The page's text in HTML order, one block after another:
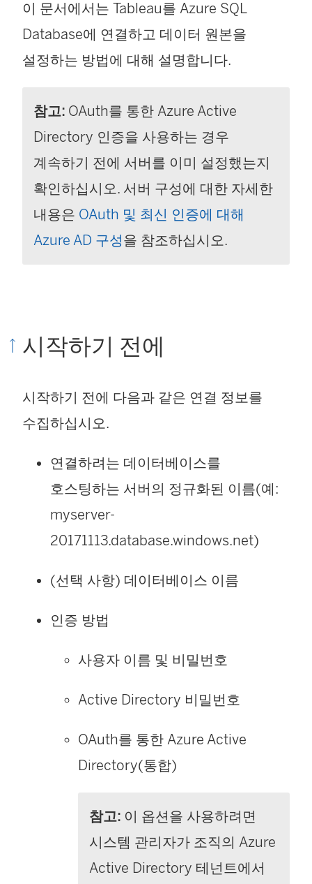
이 문서에서는 Tableau를 Azure SQL
Database에 연결하고 데이터 원본을
설정하는 방법에 대해 설명합니다.
참고: OAuth를 통한 Azure Active
Directory 인증을 사용하는 경우
계속하기 전에 서버를 이미 설정했는지
확인하십시오. 서버 구성에 대한 자세한
내용은 OAuth 및 최신 인증에 대해
Azure AD 구성을 참조하십시오.
시작하기 전에
시작하기 전에 다음과 같은 연결 정보를
수집하십시오.
연결하려는 데이터베이스를
호스팅하는 서버의 정규화된 이름(예:
myserver-
20171113.database.windows.net)
(선택 사항) 데이터베이스 이름
인증 방법
사용자 이름 및 비밀번호
Active Directory 비밀번호
OAuth를 통한 Azure Active
Directory(통합)
참고: 이 옵션을 사용하려면
시스템 관리자가 조직의 Azure
Active Directory 테넌트에서